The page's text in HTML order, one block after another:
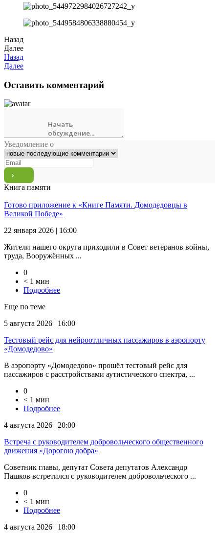
Назад
Далее
Назад
Далее
Оставить комментарий
Уведомление о
Книга памяти
Готово приложение к «Книге Памяти. Домодедовцы в
Великой Победе»
22 января 2026 | 16:00
Жители нашего округа приходили в Совет ветеранов войны,
труда, Вооружённых ...
0
< 1 мин
Подробнее
Еще по теме
5 августа 2026 | 16:00
Тестовый рейс для нейроотличных пассажиров в аэропорту
«Домодедово»
В аэропорту «Домодедово» прошёл тестовый рейс для
пассажиров с расстройствами аутистического спектра, ...
0
< 1 мин
Подробнее
4 августа 2026 | 20:00
Встреча с руководителем добровольческого общественного
движения «Дорогою добра»
Советник главы, депутат Совета депутатов Александр
Пашков встретился с руководителем добровольческого ...
0
< 1 мин
Подробнее
4 августа 2026 | 18:00